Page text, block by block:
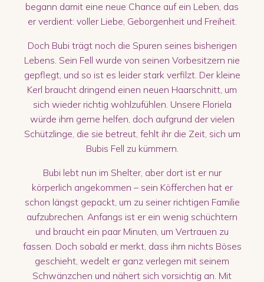
begann damit eine neue Chance auf ein Leben, das
er verdient: voller Liebe, Geborgenheit und Freiheit.
Doch Bubi trägt noch die Spuren seines bisherigen
Lebens. Sein Fell wurde von seinen Vorbesitzern nie
gepflegt, und so ist es leider stark verfilzt. Der kleine
Kerl braucht dringend einen neuen Haarschnitt, um
sich wieder richtig wohlzufühlen. Unsere Floriela
würde ihm gerne helfen, doch aufgrund der vielen
Schützlinge, die sie betreut, fehlt ihr die Zeit, sich um
Bubis Fell zu kümmern.
Bubi lebt nun im Shelter, aber dort ist er nur
körperlich angekommen – sein Köfferchen hat er
schon längst gepackt, um zu seiner richtigen Familie
aufzubrechen. Anfangs ist er ein wenig schüchtern
und braucht ein paar Minuten, um Vertrauen zu
fassen. Doch sobald er merkt, dass ihm nichts Böses
geschieht, wedelt er ganz verlegen mit seinem
Schwänzchen und nähert sich vorsichtig an. Mit